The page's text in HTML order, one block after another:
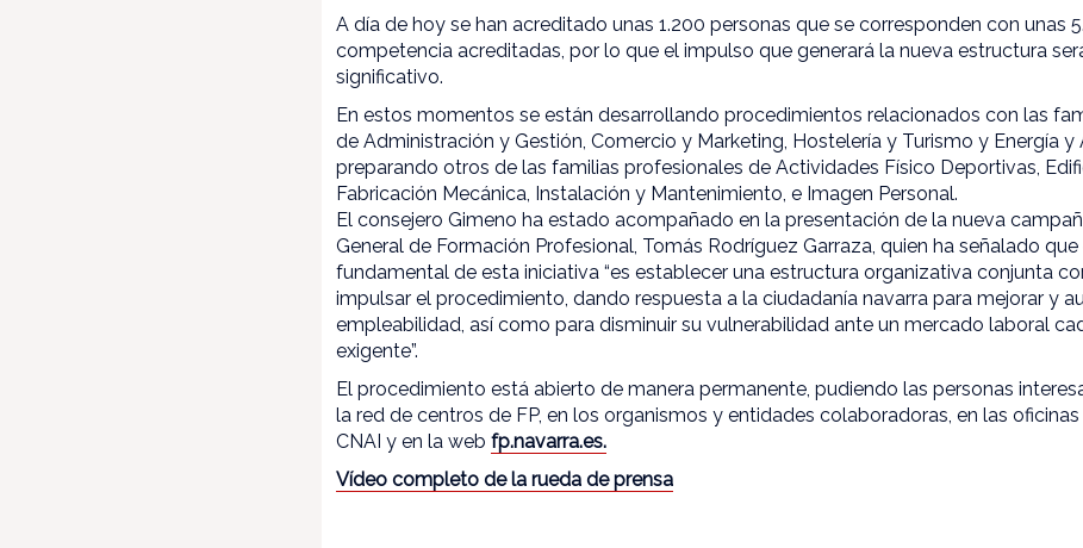
A día de hoy se han acreditado unas 1.200 personas que se corresponden con unas
competencia acreditadas, por lo que el impulso que generará la nueva estructura
significativo.
En estos momentos se están desarrollando procedimientos relacionados con las
de Administración y Gestión, Comercio y Marketing, Hostelería y Turismo y Energía y
preparando otros de las familias profesionales de Actividades Físico Deportivas,
Fabricación Mecánica, Instalación y Mantenimiento, e Imagen Personal.
El consejero Gimeno ha estado acompañado en la presentación de la nueva
General de Formación Profesional, Tomás Rodríguez Garraza, quien ha señalado
fundamental de esta iniciativa “es establecer una estructura organizativa conjunta
impulsar el procedimiento, dando respuesta a la ciudadanía navarra para mejorar y
empleabilidad, así como para disminuir su vulnerabilidad ante un mercado laboral
exigente”.
El procedimiento está abierto de manera permanente, pudiendo las personas
la red de centros de FP, en los organismos y entidades colaboradoras, en las
CNAI y en la web fp.navarra.es.
Vídeo completo de la rueda de prensa